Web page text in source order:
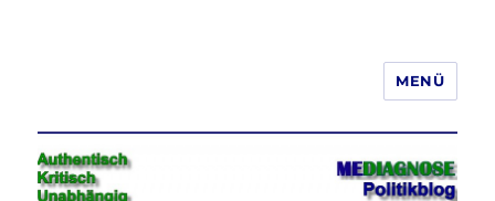
Jeder hat das Recht, seine
Meinung in Wort, Schrift und Bild
frei zu äußern und zu verbreiten
MENÜ